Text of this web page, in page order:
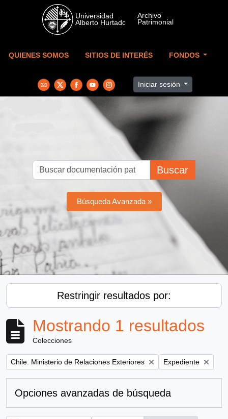
Skip to main content
QUIENES SOMOS SITIOS DE INTERÉS FONDOS
Iniciar sesión
Buscar
Búsqueda Avanzada »
Restringir resultados por:
Mostrando 1 resultados
Colecciones
Remove filter:
Chile. Ministerio de Relaciones Exteriores Remove filter:
Expediente
Opciones avanzadas de búsqueda